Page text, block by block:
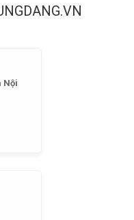
Nội